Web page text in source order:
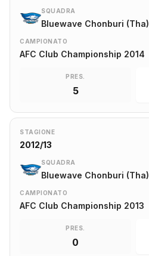
SQUADRA
Bluewave Chonburi (Tha)
CAMPIONATO
AFC Club Championship 2014
PRES.
5
STAGIONE
2012/13
SQUADRA
Bluewave Chonburi (Tha)
CAMPIONATO
AFC Club Championship 2013
PRES.
0